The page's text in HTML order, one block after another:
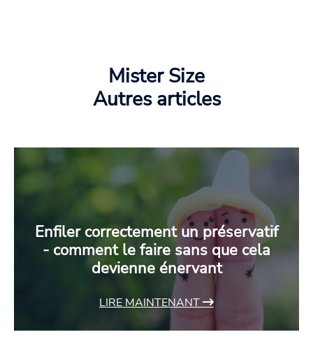
Mister Size
Autres articles
Enfiler correctement un préservatif
- comment le faire sans que cela
devienne énervant
LIRE MAINTENANT